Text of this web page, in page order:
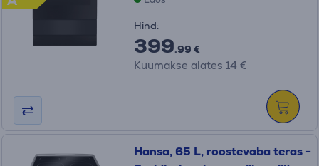
Hind:
399.99 €
Kuumakse alates 14 €
Hansa, 65 L, roostevaba teras -